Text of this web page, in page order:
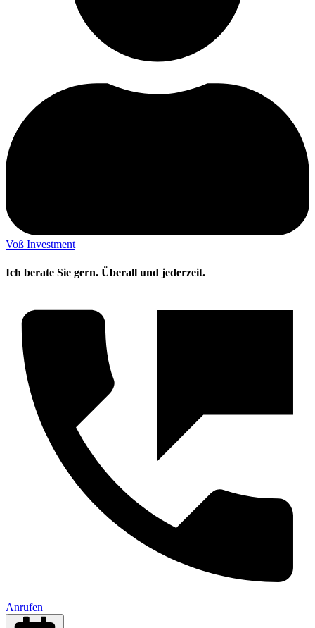
Voß Investment
Ich berate Sie gern. Überall und jederzeit.
Anrufen